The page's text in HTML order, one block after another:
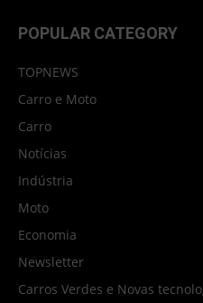
POPULAR CATEGORY
TOPNEWS
Carro e Moto
Carro
Notícias
Indústria
Moto
Economia
Newsletter
Carros Verdes e Novas